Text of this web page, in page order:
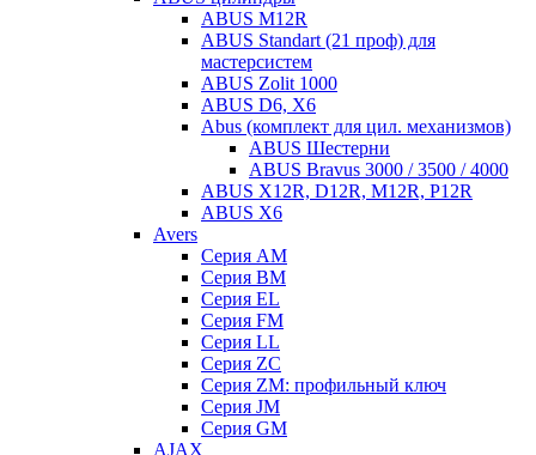
ABUS M12R
ABUS Standart (21 проф) для
мастерсистем
ABUS Zolit 1000
ABUS D6, X6
Abus (комплект для цил. механизмов)
ABUS Шестерни
ABUS Bravus 3000 / 3500 / 4000
ABUS X12R, D12R, M12R, P12R
ABUS X6
Avers
Серия AM
Серия BM
Серия EL
Серия FM
Серия LL
Серия ZC
Серия ZM: профильный ключ
Серия JM
Серия GM
AJAX